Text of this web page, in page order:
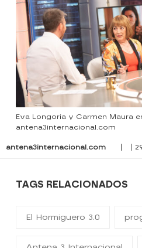
Eva Longoria y Carmen Maura
antena3internacional.com
antena3internacional.com | |
TAGS RELACIONADOS
El Hormiguero 3.0